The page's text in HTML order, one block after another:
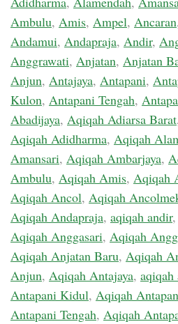
Ambulu, Amis, Ampel, Ancaran
Andamui, Andapraja, Andir,
Anggrawati, Anjatan, Anjatan
Anjun, Antajaya, Antapani,
Kulon, Antapani Tengah,
Abadijaya, Aqiqah Adiarsa Barat
Aqiqah Adidharma, Aqiqah
Amansari, Aqiqah Ambarjaya,
Ambulu, Aqiqah Amis, Aqiqah
Aqiqah Ancol, Aqiqah
Aqiqah Andapraja, aqiqah andir,
Aqiqah Anggasari, Aqiqah
Aqiqah Anjatan Baru, Aqiqah
Anjun, Aqiqah Antajaya, aqiqah
Antapani Kidul, Aqiqah
Antapani Tengah, Aqiqah